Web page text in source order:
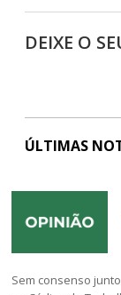
DEIXE O
ÚLTIMAS
Sem consenso